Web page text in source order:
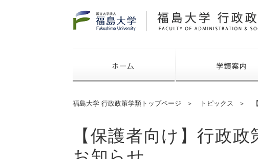
福島大学
福島大学 行政政策学類トップページ トピックス
【保護者向け】行政